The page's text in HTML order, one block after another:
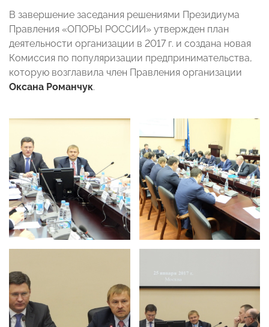
В завершение заседания решениями Президиума
Правления «ОПОРЫ РОССИИ» утвержден план
деятельности организации в 2017 г. и создана новая
Комиссия по популяризации предпринимательства,
которую возглавила член Правления организации
Оксана Романчук.